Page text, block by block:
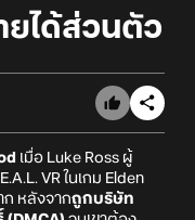
ยได้ส่วนตัว
เมื่อ Luke Ross ผู้
VR ในเกม Elden
ก หลังจากถูกบริษัท